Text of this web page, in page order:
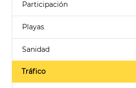
Participación
Playas
Sanidad
Tráfico